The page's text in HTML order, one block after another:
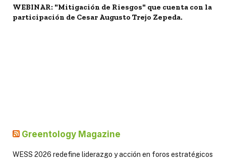
WEBINAR: "Mitigación de Riesgos" que cuenta con la
participación de Cesar Augusto Trejo Zepeda.
Greentology Magazine
WESS 2026 redefine liderazgo y acción en foros estratégicos